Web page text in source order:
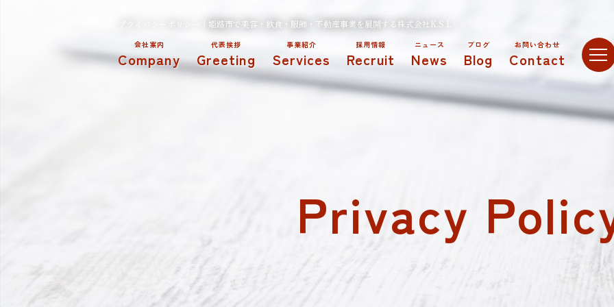
プライバシーポリシー｜姫路市で美容・飲食・服飾・不動産事業を展開する株式会社K.S.L
Company
会社案内
Greeting
代表挨拶
Services
事業紹介
Recruit
採用情報
News
ニュース
Blog
ブログ
Contact
お問い合わせ
Privacy